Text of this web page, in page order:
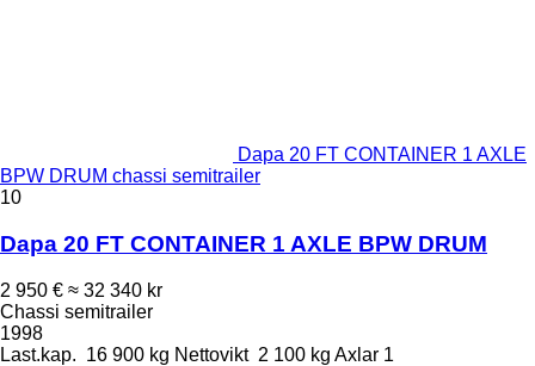
Dapa 20 FT CONTAINER 1 AXLE
BPW DRUM chassi semitrailer
10
Dapa 20 FT CONTAINER 1 AXLE BPW DRUM
2 950 € ≈ 32 340 kr
Chassi semitrailer
1998
Last.kap. 16 900 kg Nettovikt 2 100 kg Axlar 1